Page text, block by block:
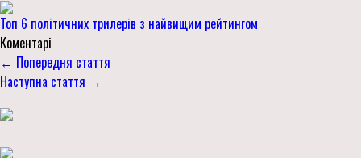
Топ 6 політичних трилерів з найвищим рейтингом
Коментарі
← Попередня стаття
Наступна стаття →